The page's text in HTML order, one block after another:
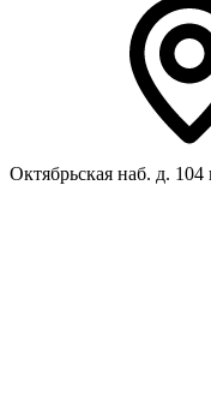
Октябрьская наб. д. 104